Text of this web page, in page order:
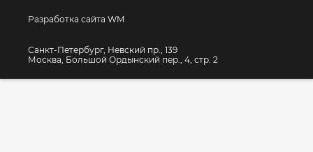
Разработка сайта WM
Санкт-Петербург, Невский пр., 139
Москва, Большой Ордынский пер., 4, стр. 2